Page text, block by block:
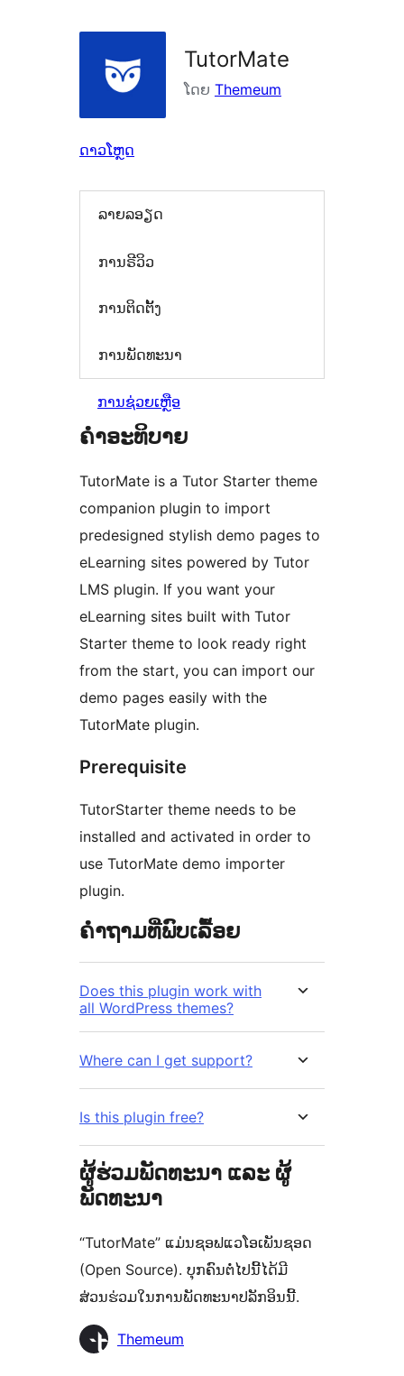
TutorMate
ໂດຍ Themeum
ດາວໂຫຼດ
ລາຍລອຽດ
ການຣີວິວ
ການຕິດຕັ້ງ
ການພັດທະນາ
ການຊ່ວຍເຫຼືອ
ຄຳອະທິບາຍ
TutorMate is a Tutor Starter theme
companion plugin to import
predesigned stylish demo pages to
eLearning sites powered by Tutor
LMS plugin. If you want your
eLearning sites built with Tutor
Starter theme to look ready right
from the start, you can import our
demo pages easily with the
TutorMate plugin.
Prerequisite
TutorStarter theme needs to be
installed and activated in order to
use TutorMate demo importer
plugin.
ຄຳຖາມທີ່ພົບເລື້ອຍ
Does this plugin work with
all WordPress themes?
Where can I get support?
Is this plugin free?
ຜູ້ຮ່ວມພັດທະນາ ແລະ ຜູ້
ພັດທະນາ
“TutorMate” ແມ່ນຊອຟແວໂອເພັນຊອດ
(Open Source). ບຸກຄົນຕໍ່ໄປນີ້ໄດ້ມີ
ສ່ວນຮ່ວມໃນການພັດທະນາປລັກອິນນີ້.
ຜູ້
Themeum